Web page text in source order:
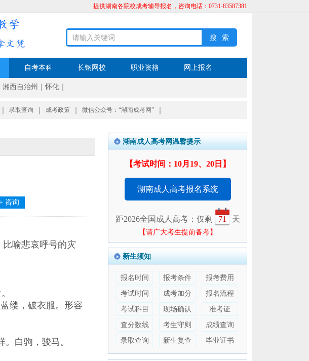
提供湖南各院校成考辅导报名，咨询电话：0731-83587381
自考本科 长钢网校 职业资格 网上报名
湘西自治州 ｜怀化
录取查询 成考政策 微信公众号：“湖南成考网”
咨询
喻悲哀呼号的灾
缕，破衣服。形容
白驹，骏马。
湖南成人高考网温馨提示
【考试时间：10月19、20日】
湖南成人高考报名系统
距2026全国成人高考：仅剩 71 天
【请广大考生提前备考】
新生须知
报名时间 报考条件 报考费用
考试时间 成考加分 报名流程
考试科目 现场确认 准考证
查分数线 考生守则 成绩查询
录取查询 新生复查 毕业证书